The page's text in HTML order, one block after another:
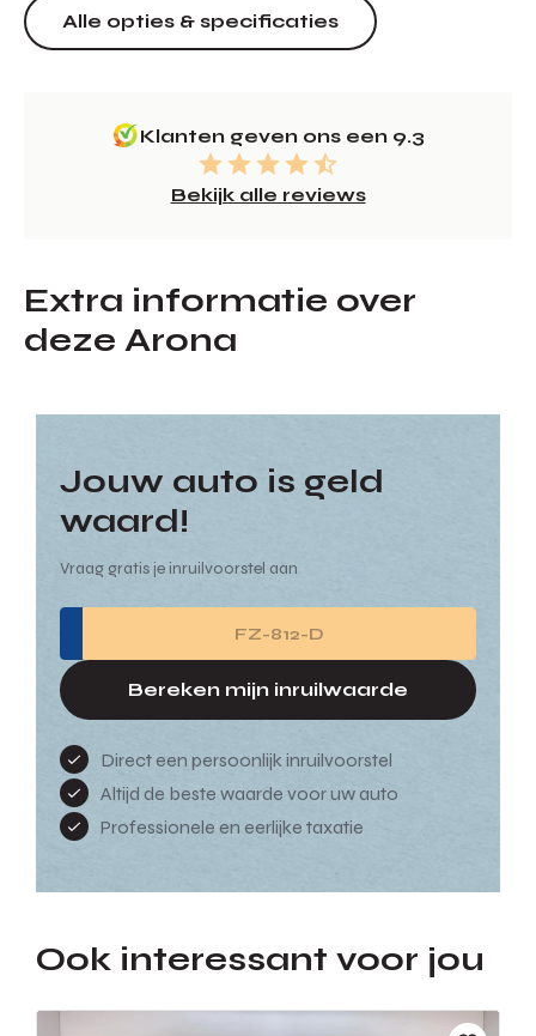
Alle opties & specificaties
Klanten geven ons een 9.3
Bekijk alle reviews
Extra informatie over
deze Arona
Jouw auto is geld
waard!
Vraag gratis je inruilvoorstel aan
Bereken mijn inruilwaarde
Direct een persoonlijk inruilvoorstel
Altijd de beste waarde voor uw auto
Professionele en eerlijke taxatie
Ook interessant voor jou